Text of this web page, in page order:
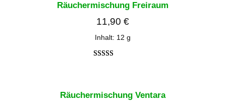
Räuchermischung Freiraum
11,90€
Inhalt: 12g
basierend
Räuchermischung Ventara